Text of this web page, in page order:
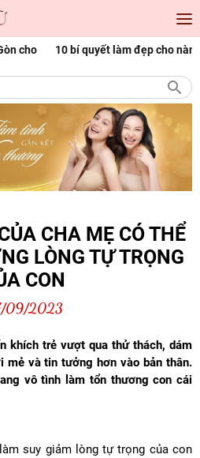
làm đẹp cho nàng mọi độ tuổi
CHA MẸ CÓ THỂ
LÒNG TỰ TRỌNG
CON
09/2023
khích trẻ vượt qua thử thách, dám
mẻ và tin tưởng hơn vào bản thân.
vô tình làm tổn thương con cái
suy giảm lòng tự trọng của con